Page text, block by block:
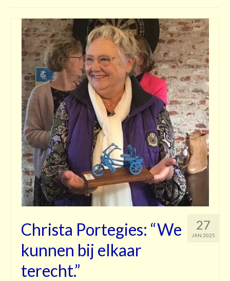
27
JAN 2025
Christa Portegies: “We
kunnen bij elkaar
terecht.”